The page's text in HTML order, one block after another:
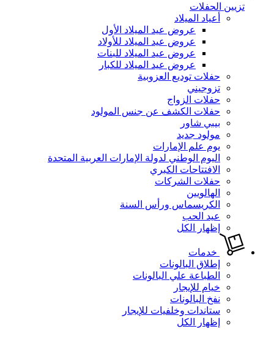
تزيين الحفلات
أعياد الميلاد
عروض عيد الميلاد الأول
عروض عيد الميلاد للأولاد
عروض عيد الميلاد للبنات
عروض عيد الميلاد للكبار
حفلات توديع العزوبية
تزوجيني
حفلات الزواج
حفلات الكشف عن جنس المولود
بيبي شاور
مولود جديد
يوم علم الإمارات
اليوم الوطني لدولة الإمارات العربية المتحدة
الافتتاحات الكبري
حفلات الشركات
الهالويين
الكريسماس ورأس السنة
عيد الحب
إظهار الكل
خدمات
إطلاق البالونات
الطباعة علي البالونات
خيام للإيجار
نفخ البالونات
ستاندات وخلفيات للإيجار
إظهار الكل